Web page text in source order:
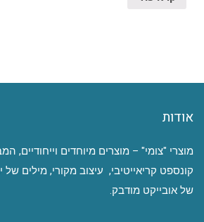
אודות
מוצרי "צומי" – מוצרים מיוחדים וייחודיים,
קונספט קריאייטיבי, עיצוב מקורי, מילים של
של אובייקט מודבק.